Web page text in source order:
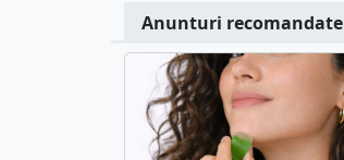
Anunturi recomandate